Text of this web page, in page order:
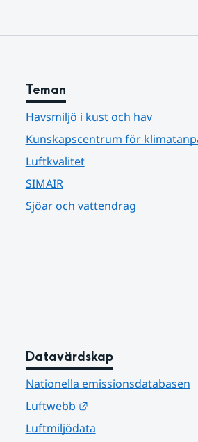
Teman
Havsmiljö i kust och hav
Kunskapscentrum för
Luftkvalitet
SIMAIR
Sjöar och vattendrag
Datavärdskap
Nationella emissionsdatabasen
Luftwebb
Länk till annan
Luftmiljödata